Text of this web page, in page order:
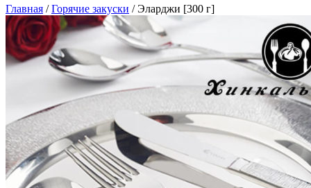
Главная /Горячие закуски /Эларджи [300 г]